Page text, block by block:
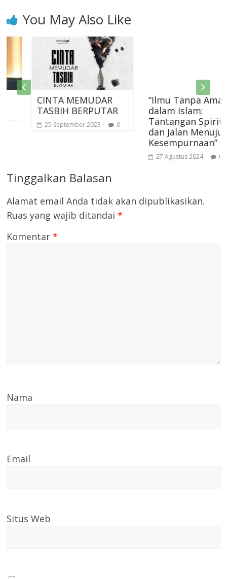
You May Also Like
CINTA MEMUDAR
TASBIH BERPUTAR
25 September 2023 0
“Ilmu Tanpa Amal
dalam Islam:
Tantangan Spiritual
dan Jalan Menuju
Kesempurnaan”
27 Agustus 2024 0
Tinggalkan Balasan
Alamat email Anda tidak akan dipublikasikan.
Ruas yang wajib ditandai*
Komentar*
Nama
Email
Situs Web